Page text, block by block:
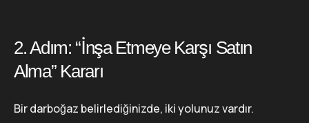
2. Adım: “İnşa Etmeye Karşı Satın
Alma” Kararı
Bir darboğaz belirlediğinizde, iki yolunuz vardır.